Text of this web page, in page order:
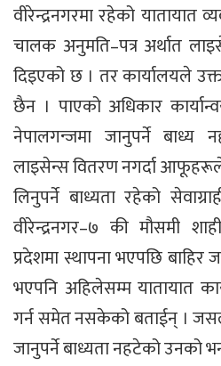
वीरेन्द्रनगरमा रहेको यातायात
चालक अनुमति–पत्र अर्थात
दिइएको छ । तर कार्यालयले
छैन । पाएको अधिकार
नेपालगन्जमा जानुपर्ने बाध्य
लाइसेन्स वितरण नगर्दा
लिनुपर्ने बाध्यता रहेको
वीरेन्द्रनगर–७ की मौसमी
प्रदेशमा स्थापना भएपछि बाहिर
भएपनि अहिलेसम्म यातायात
गर्न समेत नसकेको बताईन् ।
जानुपर्ने बाध्यता नहटेको उनको